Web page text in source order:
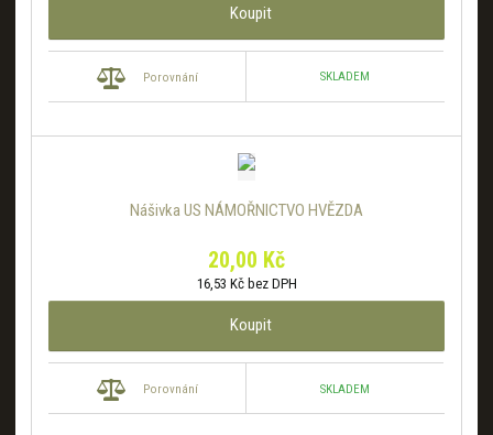
Koupit
Porovnání SKLADEM
Nášivka US NÁMOŘNICTVO HVĚZDA
20,00 Kč
16,53 Kč bez DPH
Koupit
Porovnání SKLADEM